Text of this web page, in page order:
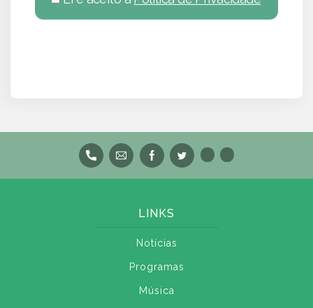
LINKS
Notícias
Programas
Música